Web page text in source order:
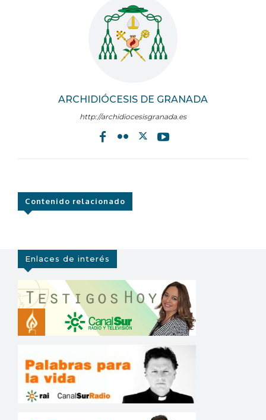
ARCHIDIÓCESIS DE GRANADA
http://archidiocesisgranada.es
Contenido relacionado
Enlaces de interés